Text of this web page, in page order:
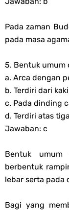
Pada zaman
pada masa
5. Bentuk umum
a. Arca dengan
b. Terdiri dari
c. Pada dinding
d. Terdiri atas
Jawaban: c
Bentuk
berbentuk
lebar serta pada
Bagi yang